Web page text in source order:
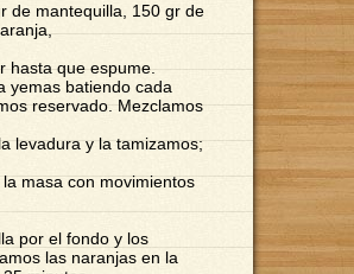
de mantequilla, 150 gr de
hasta que espume.
yemas batiendo cada
reservado. Mezclamos
levadura y la tamizamos;
masa con movimientos
por el fondo y los
las naranjas en la